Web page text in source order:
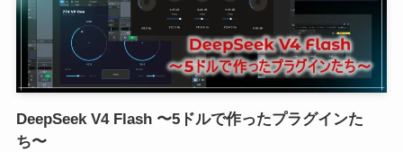
DeepSeek V4 Flash 〜5ドルで作ったプラグインた
ち〜